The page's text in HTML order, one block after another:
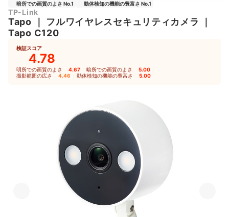
暗所での画質のよさ No.1 動体検知の機能の豊富さ No.1
TP-Link
Tapo フルワイヤレスセキュリティカメラ
Tapo C120
検証スコア
4.78
明所での画質のよさ 4.67 暗所での画質のよさ 5.00
撮影範囲の広さ 4.46 動体検知の機能の豊富さ 5.00